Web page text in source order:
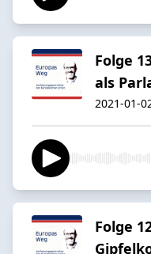
Folge
als
2021-01-
Folge